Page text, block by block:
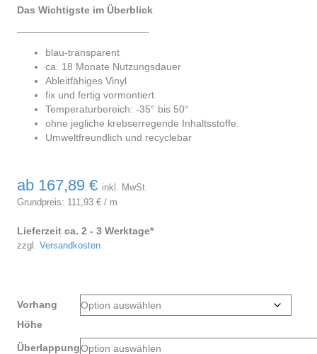
Das Wichtigste im Überblick
—————————————-
blau-transparent
ca. 18 Monate Nutzungsdauer
Ableitfähiges Vinyl
fix und fertig vormontiert
Temperaturbereich: -35° bis 50°
ohne jegliche krebserregende Inhaltsstoffe.
Umweltfreundlich und recyclebar
ab 167,89 € inkl. MwSt.
Grundpreis: 111,93 € / m
Lieferzeit ca. 2 - 3 Werktage*
zzgl. Versandkosten
Vorhang
Höhe
Überlappung